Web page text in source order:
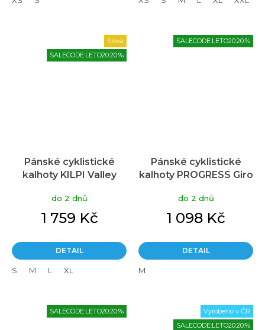
Sleva
SALECODE:LETO20:20:%
Pánské cyklistické
kalhoty KILPI Valley
do 2 dnů
1 759 Kč
DETAIL
S M L XL
SALECODE:LETO20:20:%
Pánské cyklistické
kalhoty PROGRESS Giro
do 2 dnů
1 098 Kč
DETAIL
M
SALECODE:LETO20:20:%
Vyrobeno v ČR
SALECODE:LETO20:20:%